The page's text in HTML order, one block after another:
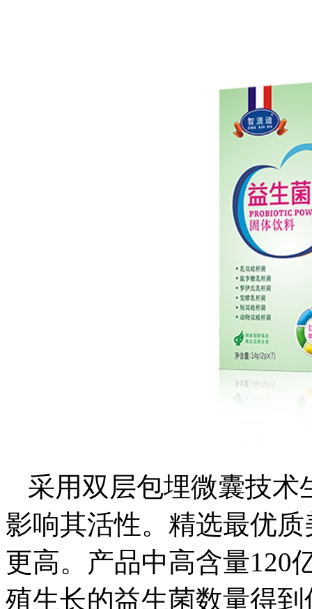
采用双层包埋微囊技术
影响其活性。精选最优
更高。产品中高含量120
殖生长的益生菌数量得